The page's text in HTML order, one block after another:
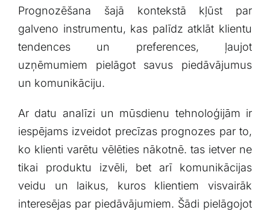
Prognozēšana šajā kontekstā kļūst par
galveno ​instrumentu, kas palīdz atklāt ⁣klientu
tendences un preferences, ļaujot
uzņēmumiem pielāgot savus piedāvājumus⁣
un komunikāciju.
Ar datu analīzi un mūsdienu ⁤tehnoloģijām ir
iespējams izveidot precīzas prognozes par to,
ko klienti varētu ⁤vēlēties⁣ nākotnē. tas ietver ne
tikai produktu izvēli, bet arī komunikācijas
veidu‍ un‍ laikus, kuros klientiem visvairāk
interesējas par piedāvājumiem. Šādi pielāgojot